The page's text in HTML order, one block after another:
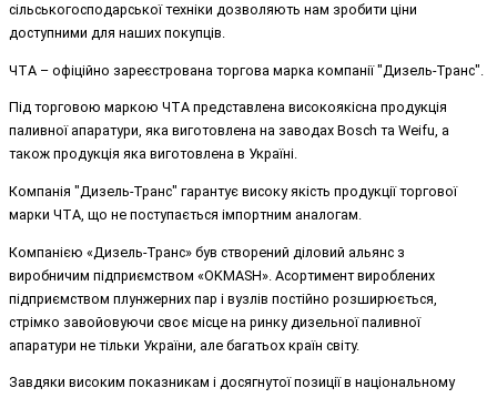
сільськогосподарської техніки дозволяють нам зробити ціни
доступними для наших покупців.
ЧТА – офіційно зареєстрована торгова марка компанії "Дизель-Транс".
Під торговою маркою ЧТА представлена високоякісна продукція
паливної апаратури, яка виготовлена на заводах Bosch та Weifu, а
також продукція яка виготовлена в Україні.
Компанія "Дизель-Транс" гарантує високу якість продукції торгової
марки ЧТА, що не поступається імпортним аналогам.
Компанією «Дизель-Транс» був створений діловий альянс з
виробничим підприємством «OKMASH». Асортимент вироблених
підприємством плунжерних пар і вузлів постійно розширюється,
стрімко завойовуючи своє місце на ринку дизельної паливної
апаратури не тільки України, але багатьох країн світу.
Завдяки високим показникам і досягнутої позиції в національному